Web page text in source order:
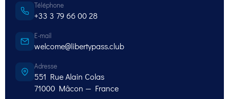
Téléphone
+33 3 79 66 00 28
E-mail
welcome@libertypass.club
Adresse
551 Rue Alain Colas
71000 Mâcon — France